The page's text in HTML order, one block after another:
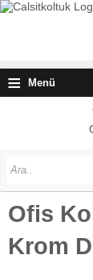
≡ Menü
Ofis
Krom